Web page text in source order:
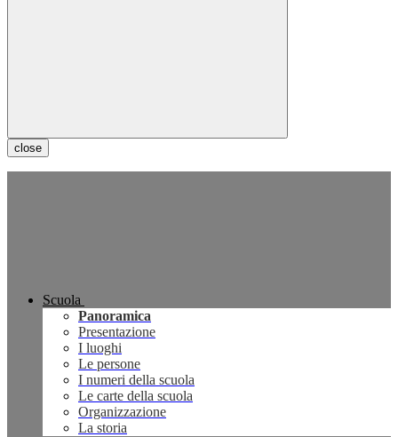
close
Scuola
Panoramica
Presentazione
I luoghi
Le persone
I numeri della scuola
Le carte della scuola
Organizzazione
La storia